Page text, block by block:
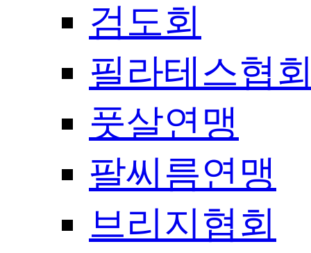
검도회
필라테스협
풋살연맹
팔씨름연맹
브리지협회